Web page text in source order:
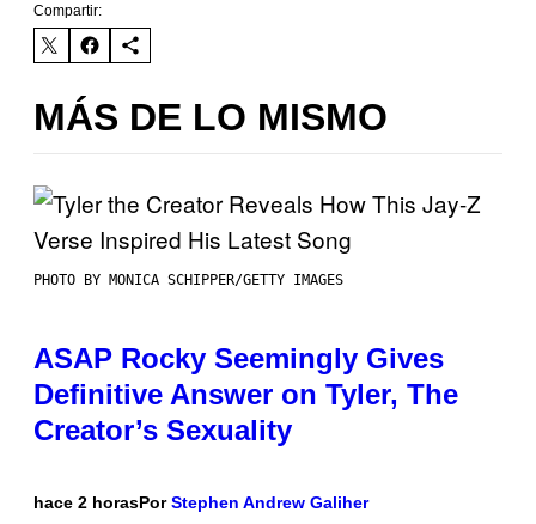
Compartir:
MÁS DE LO MISMO
PHOTO BY MONICA SCHIPPER/GETTY IMAGES
ASAP Rocky Seemingly Gives
Definitive Answer on Tyler, The
Creator’s Sexuality
hace 2 horasPorStephen Andrew Galiher